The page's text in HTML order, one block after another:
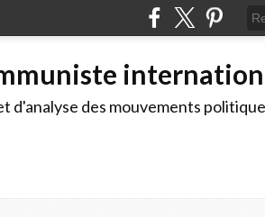
d'analyse des mouvements